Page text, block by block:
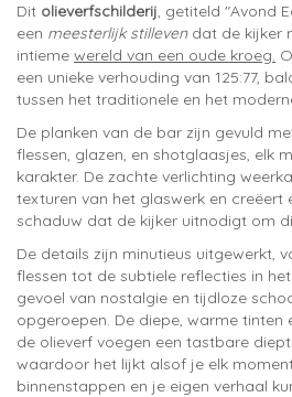
Dit olieverfschilderij, getiteld "Avond
een meesterlijk stillevendat de kijker
intieme wereld van een oude kroeg.
een unieke verhouding van 125:77,
tussen het traditionele en het
De planken van de bar zijn gevuld
flessen, glazen, en shotglaasjes, elk
karakter. De zachte verlichting
texturen van het glaswerk en creëert
schaduw dat de kijker uitnodigt om
De details zijn minutieus uitgewerkt,
flessen tot de subtiele reflecties in
gevoel van nostalgie en tijdloze
opgeroepen. De diepe, warme tinten
de olieverf voegen een tastbare
waardoor het lijkt alsof je elk
binnenstappen en je eigen verhaal